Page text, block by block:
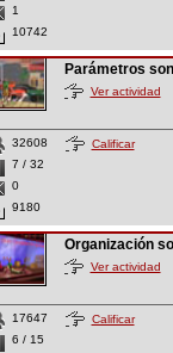
1
10742
Parámetros
Ver actividad
32608
7 / 32
0
9180
Calificar
Organización
Ver actividad
17647
6 / 15
Calificar